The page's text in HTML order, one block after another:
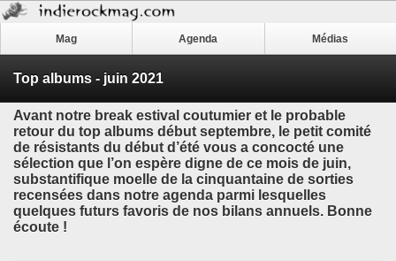
Mag Agenda Médias
Top albums - juin 2021
Avant notre break estival coutumier et le probable
retour du top albums début septembre, le petit comité
de résistants du début d’été vous a concocté une
sélection que l’on espère digne de ce mois de juin,
substantifique moelle de la cinquantaine de sorties
recensées dans notre agenda parmi lesquelles
quelques futurs favoris de nos bilans annuels. Bonne
écoute !